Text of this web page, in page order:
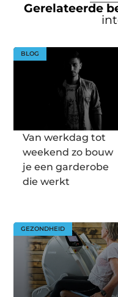
Gerelateerde
BLOG
Van werkdag tot
weekend zo bouw
je een garderobe
die werkt
GEZONDHEID